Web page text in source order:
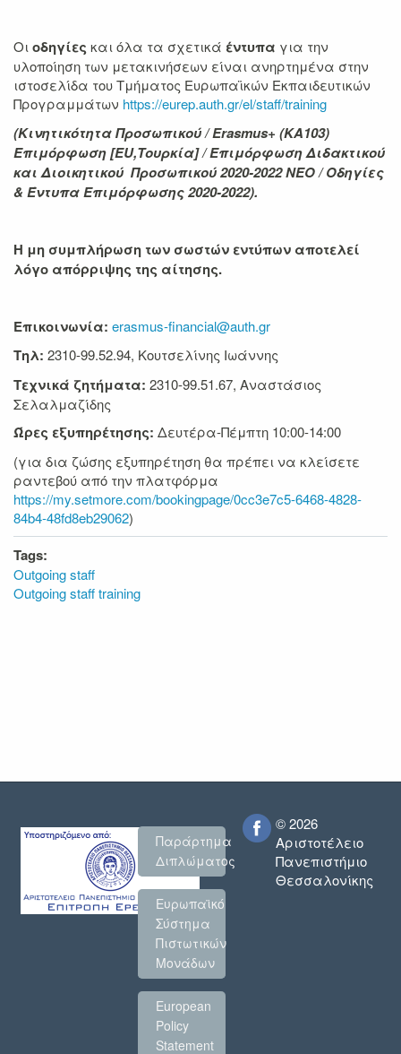
Οι οδηγίες και όλα τα σχετικά έντυπα για την
υλοποίηση των μετακινήσεων είναι ανηρτημένα στην
ιστοσελίδα του Τμήματος Ευρωπαϊκών Εκπαιδευτικών
Προγραμμάτων https://eurep.auth.gr/el/staff/training
(Κινητικότητα Προσωπικού /Erasmus+ (KA103)
Επιμόρφωση [EU,Τουρκία] / Επιμόρφωση Διδακτικού
και Διοικητικού Προσωπικού 2020-2022 ΝΕΟ / Οδηγίες
& Έντυπα Επιμόρφωσης 2020-2022).
Η μη συμπλήρωση των σωστών εντύπων αποτελεί
λόγο απόρριψης της αίτησης.
Επικοινωνία: erasmus-financial@auth.gr
Tηλ: 2310-99.52.94, Κουτσελίνης Ιωάννης
Τεχνικά ζητήματα: 2310-99.51.67, Αναστάσιος
Σελαλμαζίδης
Ώρες εξυπηρέτησης: Δευτέρα-Πέμπτη 10:00-14:00
(για δια ζώσης εξυπηρέτηση θα πρέπει να κλείσετε
ραντεβού από την πλατφόρμα
https://my.setmore.com/bookingpage/0cc3e7c5-6468-4828-
84b4-48fd8eb29062)
Tags:
Outgoing staff
Outgoing staff training
Παράρτημα
Διπλώματος
Ευρωπαϊκό
Σύστημα
Πιστωτικών
Μονάδων
European
Policy
Statement
© 2026
Αριστοτέλειο
Πανεπιστήμιο
Θεσσαλονίκης